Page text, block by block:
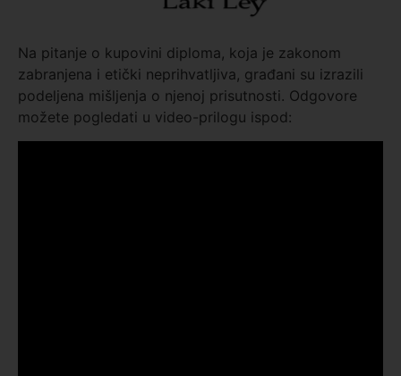
Na pitanje o kupovini diploma, koja je zakonom
zabranjena i etički neprihvatljiva, građani su izrazili
podeljena mišljenja o njenoj prisutnosti. Odgovore
možete pogledati u video-prilogu ispod: